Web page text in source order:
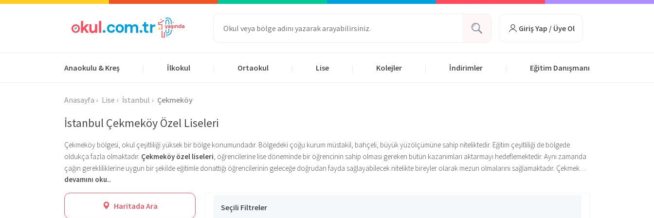
Giriş Yap / Üye Ol
Anaokulu & Kreş İlkokul Ortaokul Lise Kolejler İndirimler Eğitim Danışmanı
Anasayfa Lise İstanbul Çekmeköy
İstanbul Çekmeköy Özel Liseleri
Çekmeköy bölgesi, okul çeşitliliği yüksek bir bölge konumundadır. Bölgedeki çoğu kurum müstakil, bahçeli, büyük yüzölçümüne sahip niteliktedir. Eğitim çeşitliliği de bölgede
oldukça fazla olmaktadır. Çekmeköy özel liseleri, öğrencilerine lise döneminde bir öğrencinin sahip olması gereken bütün kazanımları aktarmayı hedeflemektedir. Aynı zamanda
çağın gerekliliklerine uygun bir şekilde eğitimle donattığı öğrencilerinin geleceğe doğrudan fayda sağlayabilecek nitelikte bireyler olarak mezun olmalarını sağlamaktadır. Çekmeköy
anadolu liseleri, fen liseleri, anadolu sağlık meslek lisesi, akşam Lisesi, mesleki ve Teknik Liseler gibi birçok kategorideki kuruma ev sahipliği yapmaktadır. Bölgede butik yapıda
liselerin yanında özel kolejler de bulunmaktadır.
olmaları için çeşitli faaliyetlerini de akademik çalışmalarının yanında sürdürmektedir. Bu faaliyetler öğrencilerin sosyalleşmesi ve kültürel değerleri hakkında bilgi sahibi olmalarını
sağlama amacı gütmektedir.
Çekmeköy özel liseleriiçerisinde birçok farklı türde okul bulunmaktadır. Çekmeköy özel anadolu liseleri verdikleri akademik eğitimin yanında sosyal etkinliklerle de öğrencilerinin
gelişimlerini desteklemektedir. Anadolu liselerinde öğrencilere 10. sınıftan itibaren üniversite sınavında hazırlanacakları alanı seçme özgürlüğü tanınmaktadır. Öğrenciler sözel,
sayısal, eşit ağırlık ya da dil bölümlerinden bir tanesini seçerek bu alanda uzmanlaşabilmektedir. Çekmeköy özel fen liseleri, daha disiplinli ve akademik odaklı eğitim yapısı ile ön
devamını oku..
Haritada Ara Seçili Filtreler